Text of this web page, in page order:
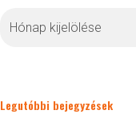
Legutóbbi bejegyzések